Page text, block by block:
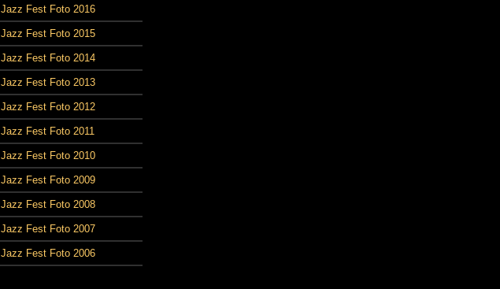
Jazz Fest Foto 2016
Jazz Fest Foto 2015
Jazz Fest Foto 2014
Jazz Fest Foto 2013
Jazz Fest Foto 2012
Jazz Fest Foto 2011
Jazz Fest Foto 2010
Jazz Fest Foto 2009
Jazz Fest Foto 2008
Jazz Fest Foto 2007
Jazz Fest Foto 2006